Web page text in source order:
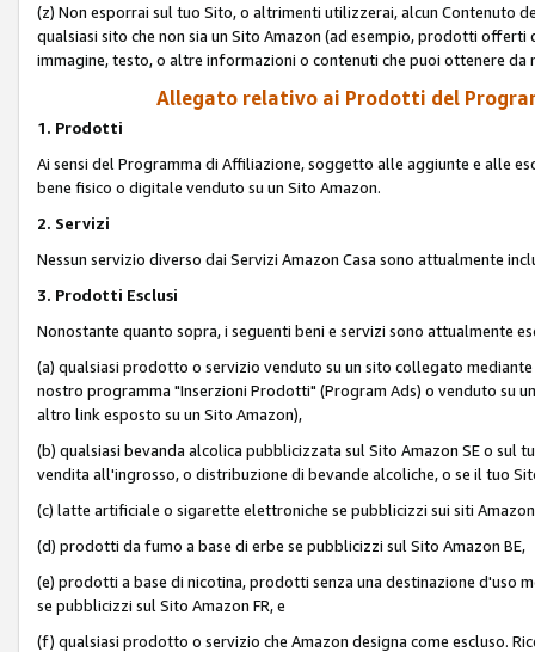
(z) Non esporrai sul tuo Sito, o altrimenti utilizzerai, alcun Contenuto
qualsiasi sito che non sia un Sito Amazon (ad esempio, prodotti
immagine, testo, o altre informazioni o contenuti che puoi ottenere da
Allegato relativo ai Prodotti del
1. Prodotti
Ai sensi del Programma di Affiliazione, soggetto alle aggiunte e alle
bene fisico o digitale venduto su un Sito Amazon.
2. Servizi
Nessun servizio diverso dai Servizi Amazon Casa sono attualmente
3. Prodotti Esclusi
Nonostante quanto sopra, i seguenti beni e servizi sono attualmente
(a) qualsiasi prodotto o servizio venduto su un sito collegato
nostro programma "Inserzioni Prodotti" (Program Ads) o venduto su
altro link esposto su un Sito Amazon),
(b) qualsiasi bevanda alcolica pubblicizzata sul Sito Amazon SE o sul
vendita all'ingrosso, o distribuzione di bevande alcoliche, o se il tuo
(c) latte artificiale o sigarette elettroniche se pubblicizzi sui siti Amazon
(d) prodotti da fumo a base di erbe se pubblicizzi sul Sito Amazon BE,
(e) prodotti a base di nicotina, prodotti senza una destinazione d'uso
se pubblicizzi sul Sito Amazon FR, e
(f) qualsiasi prodotto o servizio che Amazon designa come escluso.